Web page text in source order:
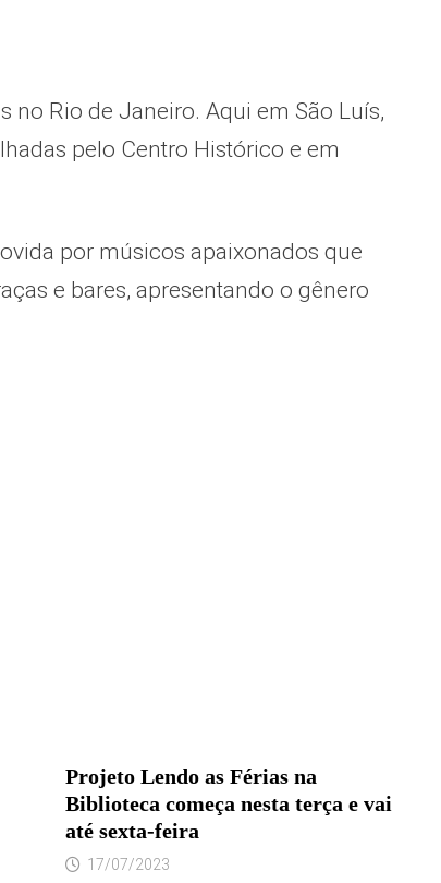
no Rio de Janeiro. Aqui em São Luís,
pelo Centro Histórico e em
por músicos apaixonados que
e bares, apresentando o gênero
Projeto Lendo as Férias na
Biblioteca começa nesta terça e vai
até sexta-feira
17/07/2023